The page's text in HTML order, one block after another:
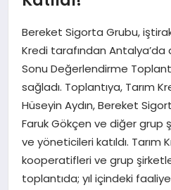
MAGAZIN
YAŞAM
OTOMOBIL
Bereket Sigorta Grubu,
Kredi tarafından Antalya’da
Sonu Değerlendirme
sağladı. Toplantıya, Tarım
Hüseyin Aydın, Bereket
Faruk Gökçen ve diğer grup
ve yöneticileri katıldı. Tarım
kooperatifleri ve grup
toplantıda; yıl içindeki